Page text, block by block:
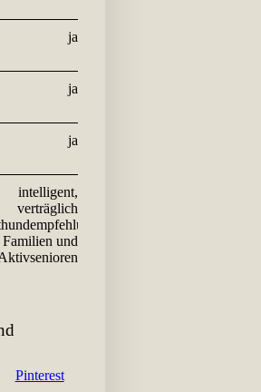
ja
ja
ja
intelligent,
verträglich
Familien und
Pinterest